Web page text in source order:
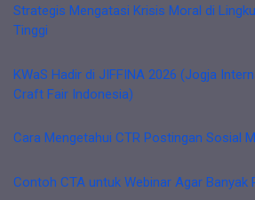
Strategis Mengatasi Krisis Moral di
Tinggi
KWaS Hadir di JIFFINA 2026 (Jogja
Craft Fair Indonesia)
Cara Mengetahui CTR Postingan Sosial
Contoh CTA untuk Webinar Agar Banyak